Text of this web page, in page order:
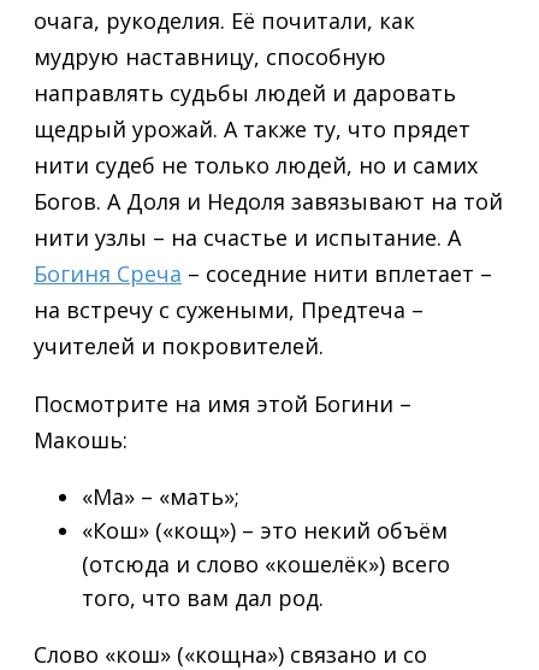
очага, рукоделия. Её почитали, как
мудрую наставницу, способную
направлять судьбы людей и даровать
щедрый урожай. А также ту, что прядет
нити судеб не только людей, но и самих
Богов. А Доля и Недоля завязывают на той
нити узлы – на счастье и испытание. А
Богиня Среча – соседние нити вплетает –
на встречу с сужеными, Предтеча –
учителей и покровителей.
Посмотрите на имя этой Богини –
Макошь:
«Ма» – «мать»;
«Кош» («кощ») – это некий объём
(отсюда и слово «кошелёк») всего
того, что вам дал род.
Слово «кош» («кощна») связано и со